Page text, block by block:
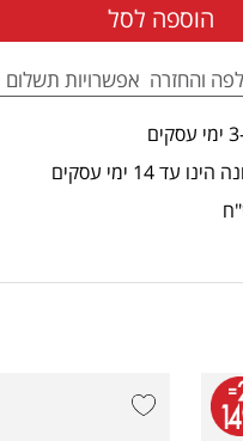
הוספה לסל
והחזרה אפשרויות תשלום
14 ימי עסקים